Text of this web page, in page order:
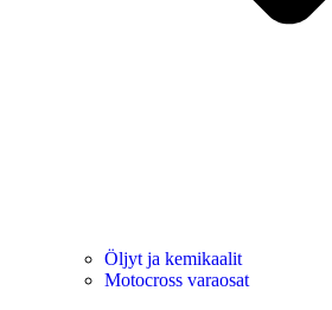
Öljyt ja kemikaalit
Motocross varaosat